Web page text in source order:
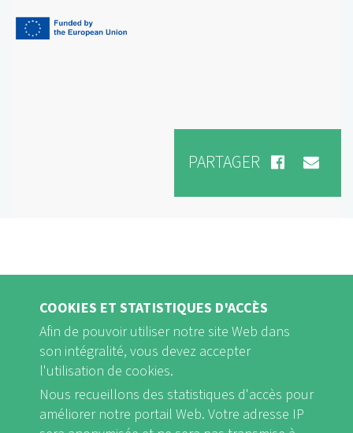
PARTAGER
FB Youtube Instagram
COOKIES ET STATISTIQUES D'ACCÈS
Afin de pouvoir utiliser notre site Web dans
son intégralité, vous devez accepter
l'utilisation de cookies.
Nous recueillons des statistiques d'accès pour
améliorer notre portail Web. Votre adresse IP